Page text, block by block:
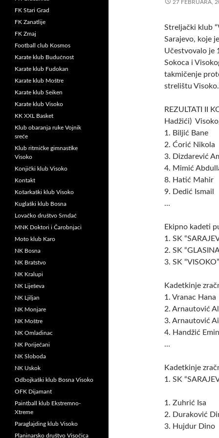
27 FEBRUARA,
Streljački klub
Sarajevo, koje
Učestvovalo je
Sokoca i
takmičenje
strelištu Visoko.
REZULTATI II
Hadžići)
1. Biljić
2. Ćorić
3. Dizdarević
4. Mimić
8. Hatić
9. Dedić
…
Ekipno kadeti
1. SK
2. SK
3. SK
Kadetkinje
1. Vranac
2. Arnautović
3. Arnautović
4. Handžić
…
Kadetkinje
1. SK
1. Zuhrić Isa
2. Duraković
3. Hujdur Dino
FK Stari Grad
FK Zanatlije
FK Zmaj
Football club Kosmos
Karate klub Budućnost
Karate klub Fudokan
Karate klub Moštre
Karate klub Seiken
Karate klub Visoko
KK XXL Basket
Klub obaranja ruke Vojnik
sreće
Klub ritmičke gimnastike
Visoko
Konjički klub Visoko
Kontakt
Košarkaški klub Visoko
Kuglaški klub Bosna
Lovačko društvo Srndać
MNK Doktori i Čarobnjaci
Moto klub Karo
NK Bosna
NK Bratstvo
NK Kralupi
NK Liješeva
NK Ljiljan
NK Monjare
NK Moštre
NK Omladinac
NK Poriječani
NK Sloboda
NK Uskok
Odbojkaški klub Bosna Visoko
OFK Dijamant
Paintball klub Ekstremno-
Xtreme
Paraglajding klub Visoko
Planinarsko društvo Visočica